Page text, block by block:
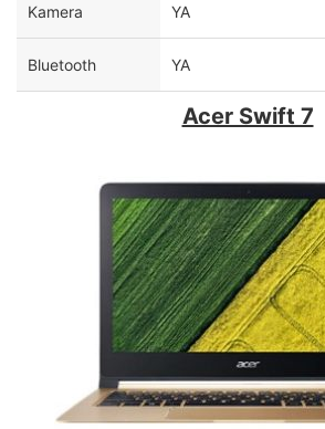
Kamera YA
Bluetooth YA
Acer Swift 7